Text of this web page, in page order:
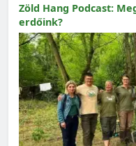
Zöld Hang Podcast:
erdőink?